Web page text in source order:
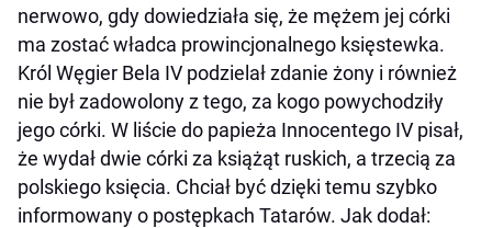
nerwowo, gdy dowiedziała się, że mężem jej córki
ma zostać władca prowincjonalnego księstewka.
Król Węgier Bela IV podzielał zdanie żony i również
nie był zadowolony z tego, za kogo powychodziły
jego córki. W liście do papieża Innocentego IV pisał,
że wydał dwie córki za książąt ruskich, a trzecią za
polskiego księcia. Chciał być dzięki temu szybko
informowany o postępkach Tatarów. Jak dodał: